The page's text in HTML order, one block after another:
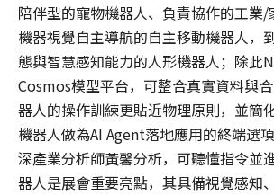
陪伴型的寵物機器人、負責協作的工業
機器視覺自主導航的自主移動機器人，
態與智慧感知能力的人形機器人；除此
Cosmos模型平台，可整合真實資料與
器人的操作訓練更貼近物理原則，並簡
機器人做為AI Agent落地應用的終端選
深產業分析師黃馨分析，可聽懂指令並
器人是展會重要亮點，其具備視覺感知